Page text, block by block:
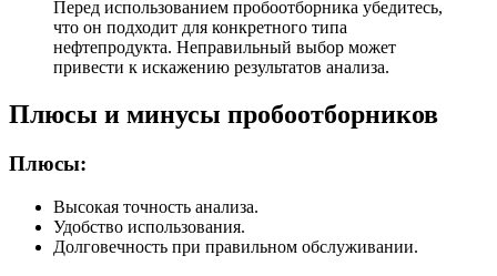
Перед использованием пробоотборника убедитесь,
что он подходит для конкретного типа
нефтепродукта. Неправильный выбор может
привести к искажению результатов анализа.
Плюсы и минусы пробоотборников
Плюсы:
Высокая точность анализа.
Удобство использования.
Долговечность при правильном обслуживании.